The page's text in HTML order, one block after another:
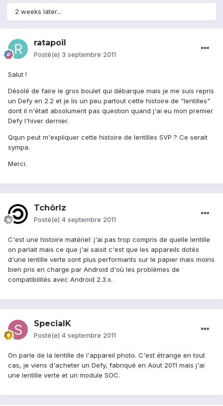
2 weeks later...
ratapoil
Posté(e) 3 septembre 2011
Salut !
Désolé de faire le gros boulet qui débarque mais je me suis repris
un Defy en 2.2 et je lis un peu partout cette histoire de "lentilles"
dont il n'était absolument pas question quand j'ai eu mon premier
Defy l'hiver dernier.
Qqun peut m'expliquer cette histoire de lentilles SVP ? Ce serait
sympa.
Merci.
Tchôrlz
Posté(e) 4 septembre 2011
C'est une histoire matériel: j'ai pas trop compris de quelle lentille
on parlait mais ce que j'ai saisit c'est que les appareils dotés
d'une lentille verte sont plus performants sur le papier mais moins
bien pris en charge par Android d'où les problèmes de
compatibilités avec Android 2.3.x.
SpecialK
Posté(e) 4 septembre 2011
On parle de la lentille de l'appareil photo. C'est étrange en tout
cas, je viens d'acheter un Defy, fabriqué en Aout 2011 mais j'ai
une lentille verte et un module SOC.